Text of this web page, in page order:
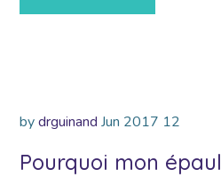
by drguinand Jun 2017 12
Pourquoi mon